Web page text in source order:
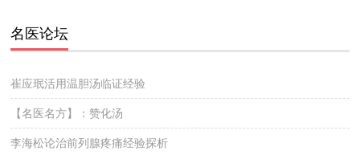
名医论坛
崔应珉活用温胆汤临证经验
【名医名方】：赞化汤
李海松论治前列腺疼痛经验探析